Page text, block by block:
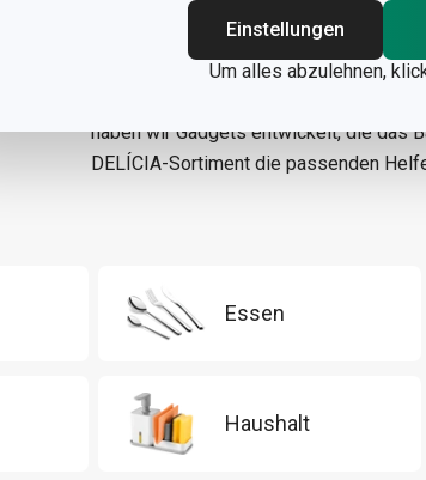
Einstellungen
Um alles abzulehnen,
Küchenutensilien, die Ihnen jeden Tag
Backblechein
haben wir Gadgets entwickelt, die das
DELÍCIA-Sortiment die passenden
Essen
Haushalt